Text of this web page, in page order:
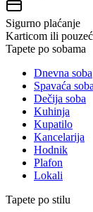
Sigurno plaćanje
Karticom ili
Tapete po sobama
Dnevna soba
Spavaća soba
Dečija soba
Kuhinja
Kupatilo
Kancelarija
Hodnik
Plafon
Lokali
Tapete po stilu